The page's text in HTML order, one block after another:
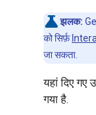
झलक:
को सिर्फ़
जा सकता.
यहां दिए गए
गया है.